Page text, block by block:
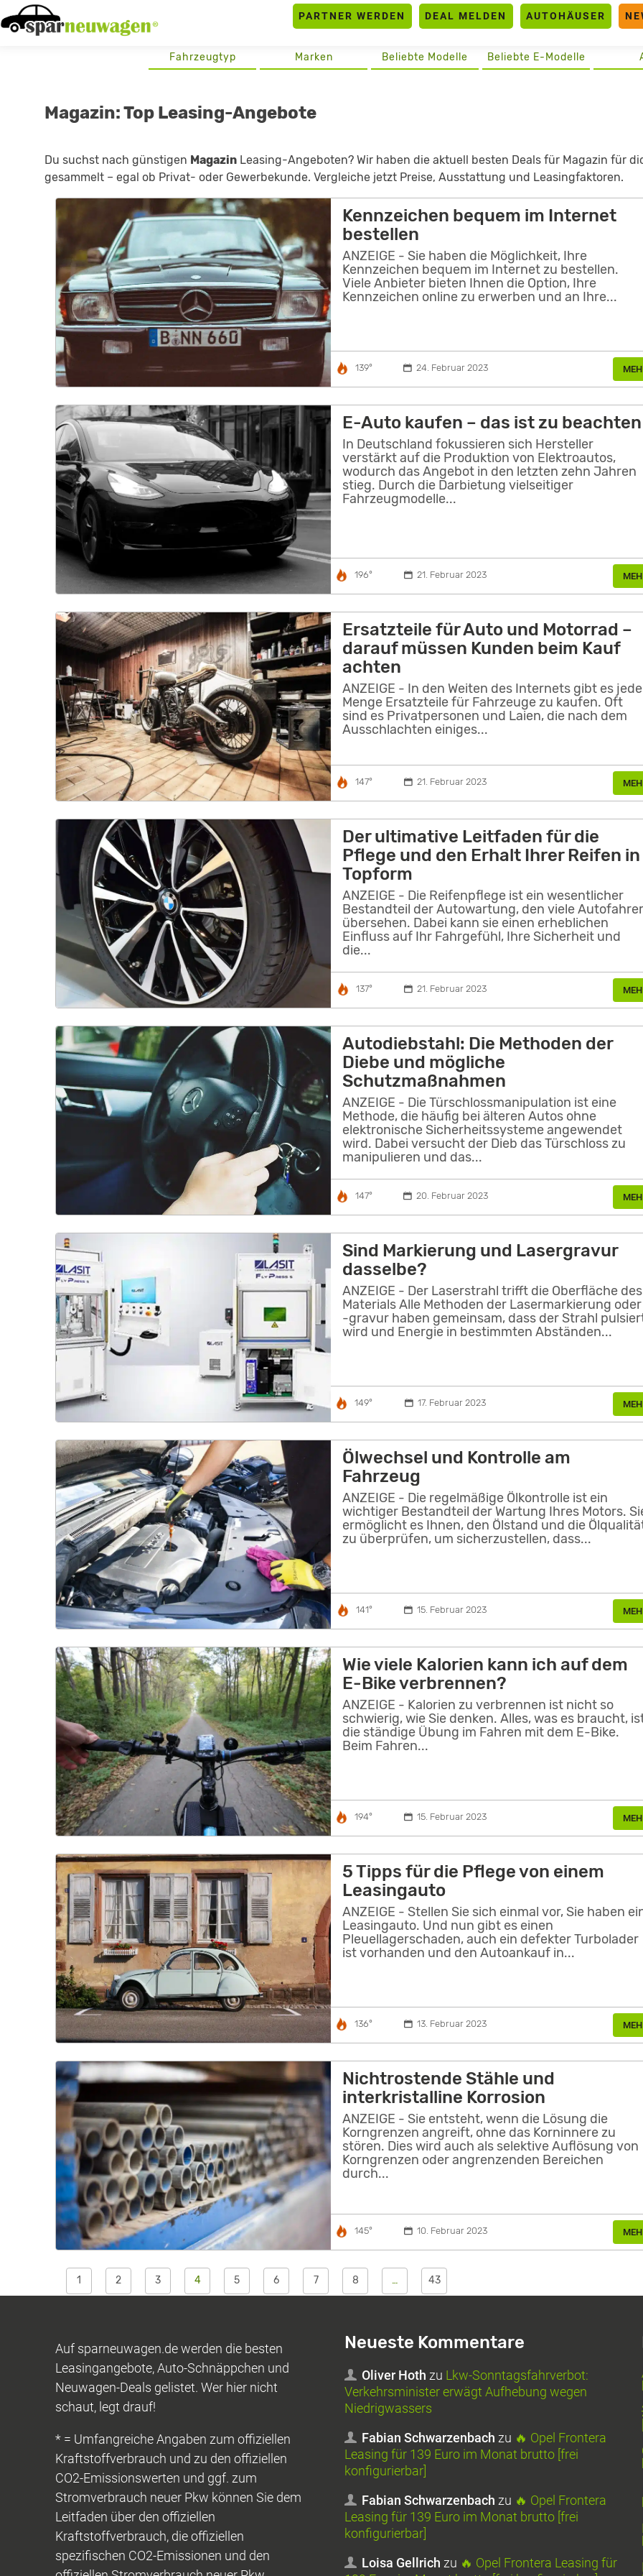
Skip
to
PARTNER WERDEN DEAL MELDEN AUTOHÄUSER
Beliebte E-Modelle
Beliebte Modelle
Marken
Fahrzeugtyp
Magazin: Top Leasing-Angebote
Du suchst nach günstigen Magazin Leasing-Angeboten? Wir haben die aktuell besten Deals für Magazin für
gesammelt – egal ob Privat- oder Gewerbekunde. Vergleiche jetzt Preise, Ausstattung und Leasingfaktoren.
Kennzeichen bequem im Internet
bestellen
ANZEIGE - Sie haben die Möglichkeit, Ihre
Kennzeichen bequem im Internet zu bestellen.
Viele Anbieter bieten Ihnen die Option, Ihre
Kennzeichen online zu erwerben und an Ihre...
139° 24. Februar 2023
E-Auto kaufen – das ist zu beachten
In Deutschland fokussieren sich Hersteller
verstärkt auf die Produktion von Elektroautos,
wodurch das Angebot in den letzten zehn Jahren
stieg. Durch die Darbietung vielseitiger
Fahrzeugmodelle...
196° 21. Februar 2023
Ersatzteile für Auto und Motorrad –
darauf müssen Kunden beim Kauf
achten
ANZEIGE - In den Weiten des Internets gibt es jede
Menge Ersatzteile für Fahrzeuge zu kaufen. Oft
sind es Privatpersonen und Laien, die nach dem
Ausschlachten einiges...
147° 21. Februar 2023
Der ultimative Leitfaden für die
Pflege und den Erhalt Ihrer Reifen in
Topform
ANZEIGE - Die Reifenpflege ist ein wesentlicher
Bestandteil der Autowartung, den viele
übersehen. Dabei kann sie einen erheblichen
Einfluss auf Ihr Fahrgefühl, Ihre Sicherheit und
die...
137° 21. Februar 2023
Autodiebstahl: Die Methoden der
Diebe und mögliche
Schutzmaßnahmen
ANZEIGE - Die Türschlossmanipulation ist eine
Methode, die häufig bei älteren Autos ohne
elektronische Sicherheitssysteme angewendet
wird. Dabei versucht der Dieb das Türschloss zu
manipulieren und das...
147° 20. Februar 2023
Sind Markierung und Lasergravur
dasselbe?
ANZEIGE - Der Laserstrahl trifft die Oberfläche des
Materials Alle Methoden der Lasermarkierung oder
-gravur haben gemeinsam, dass der Strahl
wird und Energie in bestimmten Abständen...
149° 17. Februar 2023
Ölwechsel und Kontrolle am
Fahrzeug
ANZEIGE - Die regelmäßige Ölkontrolle ist ein
wichtiger Bestandteil der Wartung Ihres Motors.
ermöglicht es Ihnen, den Ölstand und die
zu überprüfen, um sicherzustellen, dass...
141° 15. Februar 2023
Wie viele Kalorien kann ich auf dem
E-Bike verbrennen?
ANZEIGE - Kalorien zu verbrennen ist nicht so
schwierig, wie Sie denken. Alles, was es braucht,
die ständige Übung im Fahren mit dem E-Bike.
Beim Fahren...
194° 15. Februar 2023
5 Tipps für die Pflege von einem
Leasingauto
ANZEIGE - Stellen Sie sich einmal vor, Sie haben
Leasingauto. Und nun gibt es einen
Pleuellagerschaden, auch ein defekter Turbolader
ist vorhanden und den Autoankauf in...
136° 13. Februar 2023
Nichtrostende Stähle und
interkristalline Korrosion
ANZEIGE - Sie entsteht, wenn die Lösung die
Korngrenzen angreift, ohne das Korninnere zu
stören. Dies wird auch als selektive Auflösung von
Korngrenzen oder angrenzenden Bereichen
durch...
145° 10. Februar 2023
1 2 3 4 5 6 7 8 … 43
Auf sparneuwagen.de werden die besten
Leasingangebote, Auto-Schnäppchen und
Neuwagen-Deals gelistet. Wer hier nicht
schaut, legt drauf!
* = Umfangreiche Angaben zum offiziellen
Kraftstoffverbrauch und zu den offiziellen
CO2-Emissionswerten und ggf. zum
Stromverbrauch neuer Pkw können Sie dem
Leitfaden über den offiziellen
Kraftstoffverbrauch, die offiziellen
spezifischen CO2-Emissionen und den
Neueste Kommentare
Oliver Hoth zu Lkw-Sonntagsfahrverbot:
Verkehrsminister erwägt Aufhebung wegen
Niedrigwassers
Fabian Schwarzenbach zu 🔥 Opel Frontera
Leasing für 139 Euro im Monat brutto [frei
konfigurierbar]
Fabian Schwarzenbach zu 🔥 Opel Frontera
Leasing für 139 Euro im Monat brutto [frei
konfigurierbar]
Loisa Gellrich zu 🔥 Opel Frontera Leasing für